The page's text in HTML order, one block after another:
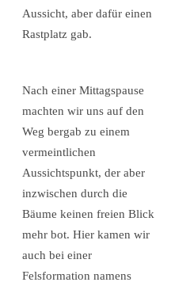
Aussicht, aber dafür einen
Rastplatz gab.
Nach einer Mittagspause
machten wir uns auf den
Weg bergab zu einem
vermeintlichen
Aussichtspunkt, der aber
inzwischen durch die
Bäume keinen freien Blick
mehr bot. Hier kamen wir
auch bei einer
Felsformation namens